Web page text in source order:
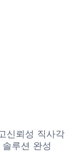
신뢰성 직사각
루션 완성